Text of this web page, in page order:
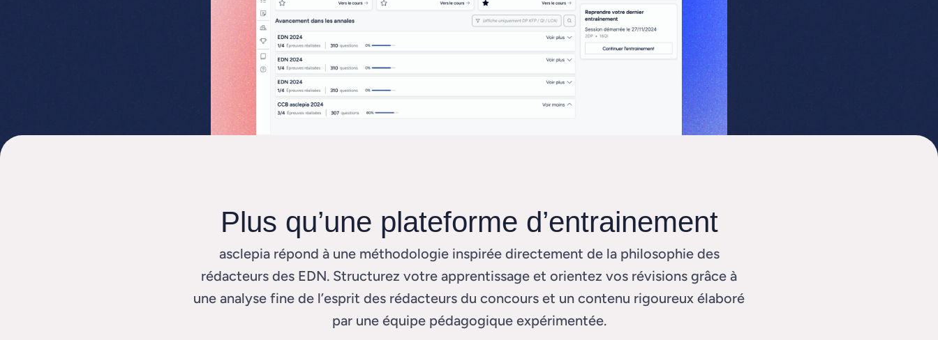
Plus qu’une plateforme d’entrainement
asclepia répond à une méthodologie inspirée directement de la philosophie des
rédacteurs des EDN. Structurez votre apprentissage et orientez vos révisions grâce à
une analyse fine de l’esprit des rédacteurs du concours et un contenu rigoureux élaboré
par une équipe pédagogique expérimentée.